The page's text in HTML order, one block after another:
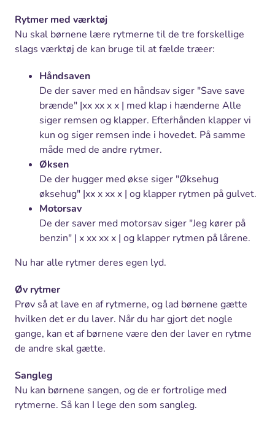
Rytmer med værktøj
Nu skal børnene lære rytmerne til de tre forskellige
slags værktøj de kan bruge til at fælde træer:
Håndsaven
De der saver med en håndsav siger "Save save
brænde" |xx xx x x | med klap i hænderne Alle
siger remsen og klapper. Efterhånden klapper vi
kun og siger remsen inde i hovedet. På samme
måde med de andre rytmer.
Øksen
De der hugger med økse siger "Øksehug
øksehug" |xx x xx x | og klapper rytmen på gulvet.
Motorsav
De der saver med motorsav siger "Jeg kører på
benzin" | x xx xx x | og klapper rytmen på lårene.
Nu har alle rytmer deres egen lyd.
Øv rytmer
Prøv så at lave en af rytmerne, og lad børnene gætte
hvilken det er du laver. Når du har gjort det nogle
gange, kan et af børnene være den der laver en rytme
de andre skal gætte.
Sangleg
Nu kan børnene sangen, og de er fortrolige med
rytmerne. Så kan I lege den som sangleg.